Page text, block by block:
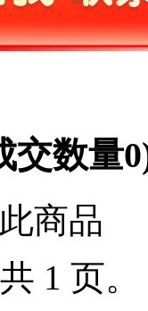
交数量0
商品
1 页。